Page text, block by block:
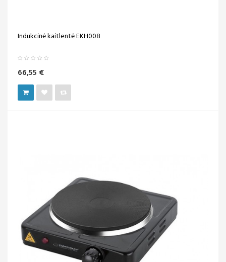
Indukcinė kaitlentė EKH008
66,55 €